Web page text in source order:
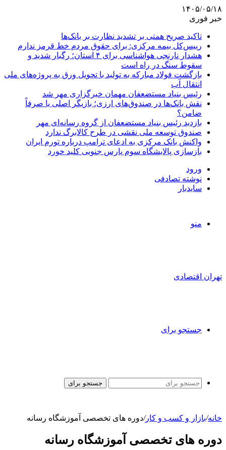
۱۴۰۵/۰۵/۱۸
خبر فوری
تاکید صریح همتی بر تشدید نظارت بر بانک‌ها
رییس‌کل بیمه مرکزی: برای حقوق مردم خط قرمز ندارم
هشدار نارنجی هواشناسی برای ۴ استان؛ رگبار شدید و
سقوط سنگ در راه است
بازگشت فولاد مبارکه به تولید با تحویل ورق به پروژه‌های ملی
انتقال آب
رئیس بنیاد مستضعفان مهمان خبرگزاری مهر شد
نقش بانک‌ها در صندوق‌های ارزی؛ بازیگر اصلی یا صرفاً
ضامن؟
بازدید رئیس بنیاد مستضعفان از گروه رسانه‌ای مهر
صندوق توسعه ملی نقشی در طرح کالابرگ ندارد
واکنش بانک مرکزی به ادعای ترامپ درباره تورم ایران
بازسازی پالایشگاه سوم پارس جنوبی کلید خورد
ورود
نوشته تصادفی
سایدبار
منو
تهران اقتصادی
جستجو برای
جستجو برای
خانه/بازار و کسب و کار/دوره های تخصصی آموزشگاه رسانه
دوره های تخصصی آموزشگاه رسانه